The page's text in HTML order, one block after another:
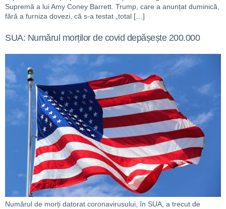
Supremă a lui Amy Coney Barrett. Trump, care a anunțat duminică,
fără a furniza dovezi, că s-a testat „total […]
SUA: Numărul morților de covid depășește 200.000
Numărul de morți datorat coronavirusului, în SUA, a trecut de